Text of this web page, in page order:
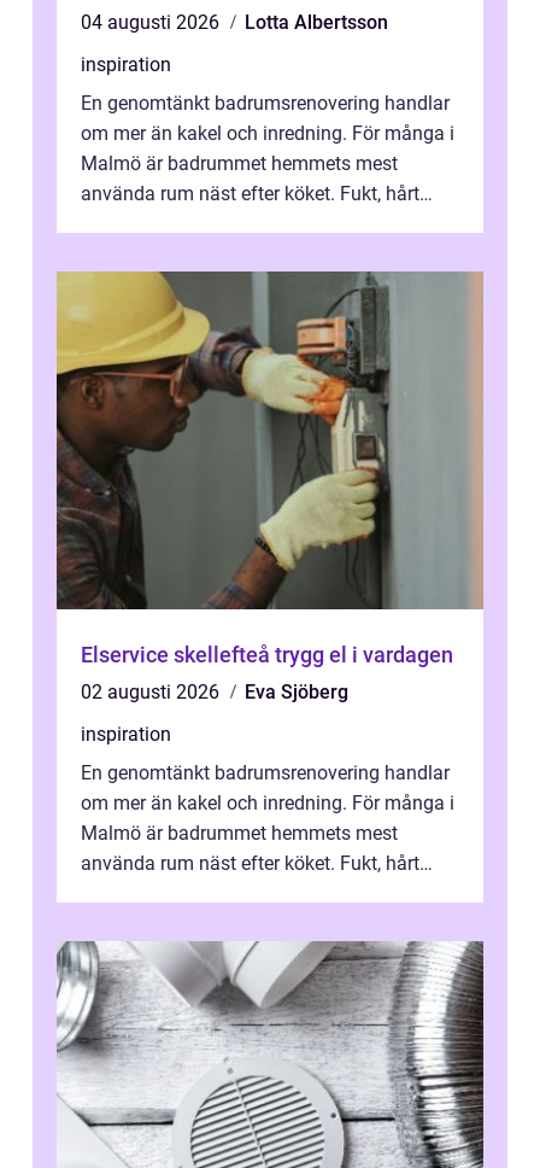
04 augusti 2026
Lotta Albertsson
inspiration
En genomtänkt badrumsrenovering handlar
om mer än kakel och inredning. För många i
Malmö är badrummet hemmets mest
använda rum näst efter köket. Fukt, hårt
Elservice skellefteå trygg el i vardagen
02 augusti 2026
Eva Sjöberg
inspiration
En genomtänkt badrumsrenovering handlar
om mer än kakel och inredning. För många i
Malmö är badrummet hemmets mest
använda rum näst efter köket. Fukt, hårt